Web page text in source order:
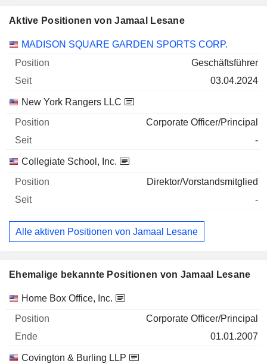
Aktive Positionen von Jamaal Lesane
Unternehmen Position Beginn
MADISON SQUARE GARDEN SPORTS CORP.
Geschäftsführer
03.04.2024
New York Rangers LLC
Corporate Officer/Principal
-
Collegiate School, Inc.
Direktor/Vorstandsmitglied
-
Alle aktiven Positionen von Jamaal Lesane
Ehemalige bekannte Positionen von Jamaal Lesane
Unternehmen Position Ende
Home Box Office, Inc.
Corporate Officer/Principal
01.01.2007
Covington & Burling LLP